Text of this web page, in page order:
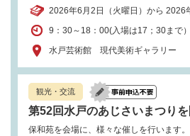
2026年6月2日（火曜日）から 2026
9：30～18：00(入場は17；30まで）
水戸芸術館 現代美術ギャラリー
観光・交流
第52回水戸のあじさいまつりを
保和苑を会場に、様々な催しを行います。